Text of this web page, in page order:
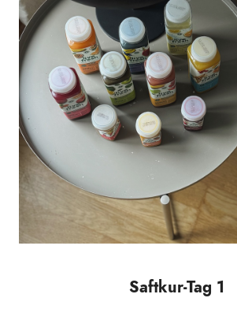
Saftkur-Tag 1